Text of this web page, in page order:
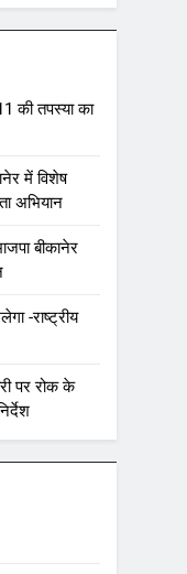
की तपस्या का
में विशेष
अभियान
बीकानेर
-राष्ट्रीय
पर रोक के